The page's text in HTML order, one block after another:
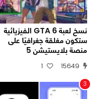
نسخ لعبة GTA 6 الفيزيائية
ستكون مغلقة جغرافيًا على
منصة بلايستيشن 5
15649
1
3